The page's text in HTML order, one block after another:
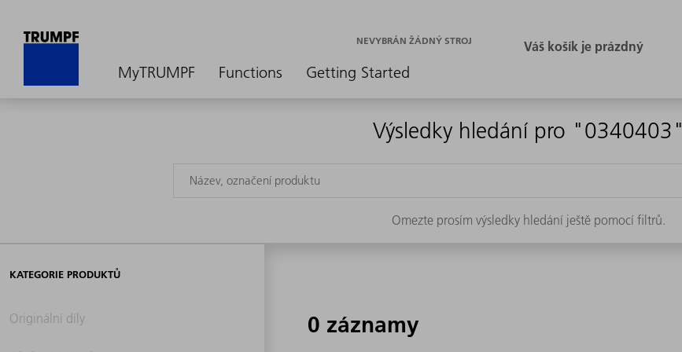
MyTRUMPF Functions Getting Started
NEVYBRÁN ŽÁDNÝ STROJ
Výsledky hledání pro "0340403"
Omezte prosím výsledky hledání ještě pomocí filtrů.
KATEGORIE PRODUKTŮ
Originální díly 0 záznamy